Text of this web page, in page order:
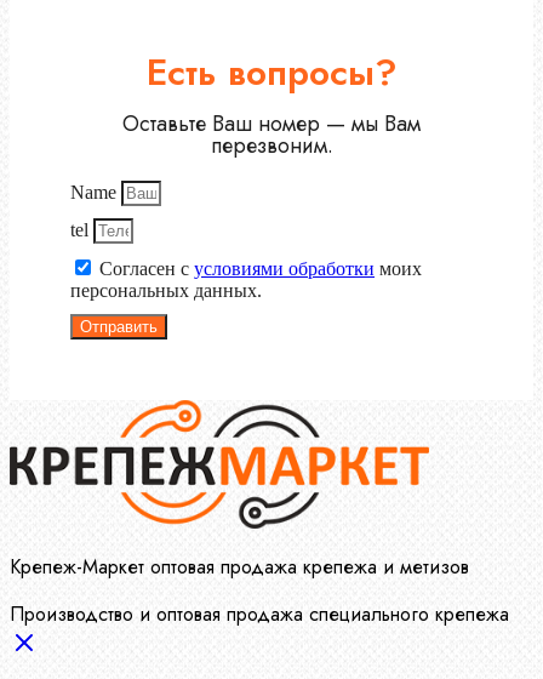
Есть вопросы?
Оставьте Ваш номер — мы Вам
перезвоним.
Name
tel
Согласен с условиями обработки моих
персональных данных.
Отправить
Крепеж-Маркет оптовая продажа крепежа и метизов
Производство и оптовая продажа специального крепежа